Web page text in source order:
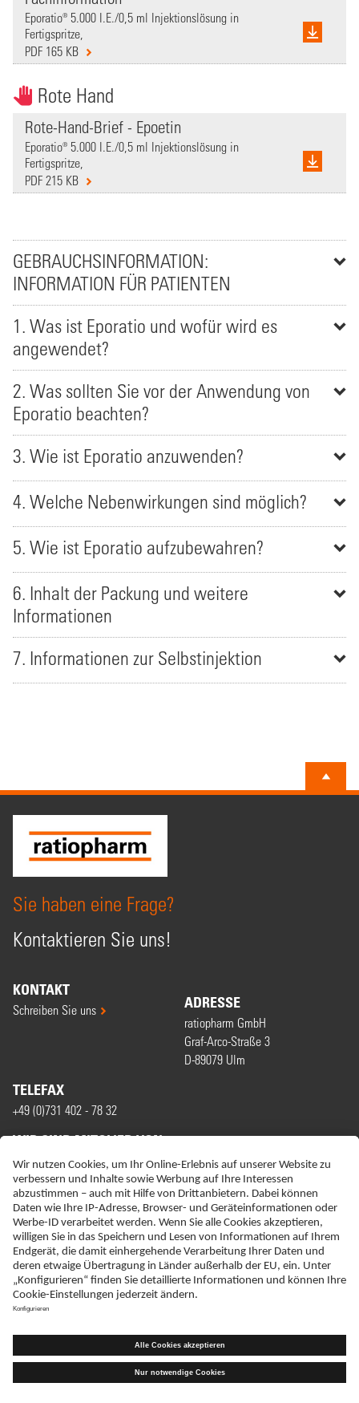
Eporatio® 5.000 I.E./0,5 ml Injektionslösung in
Fertigspritze,
PDF 165 KB
Rote Hand
Rote-Hand-Brief - Epoetin
Eporatio® 5.000 I.E./0,5 ml Injektionslösung in
Fertigspritze,
PDF 215 KB
GEBRAUCHSINFORMATION:
INFORMATION FÜR PATIENTEN
1. Was ist Eporatio und wofür wird es
angewendet?
2. Was sollten Sie vor der Anwendung von
Eporatio beachten?
3. Wie ist Eporatio anzuwenden?
4. Welche Nebenwirkungen sind möglich?
5. Wie ist Eporatio aufzubewahren?
6. Inhalt der Packung und weitere
Informationen
7. Informationen zur Selbstinjektion
Sie haben eine Frage?
Kontaktieren Sie uns!
KONTAKT
Schreiben Sie uns ADRESSE
ratiopharm GmbH
Graf-Arco-Straße 3
D-89079 Ulm
TELEFAX
+49 (0)731 402 - 78 32
WIR SIND MITGLIED VON
ERKLÄRUNG ZUR BARRIEREFREIHEIT
IMPRESSUM
NEBENWIRKUNGSANZEIGEN